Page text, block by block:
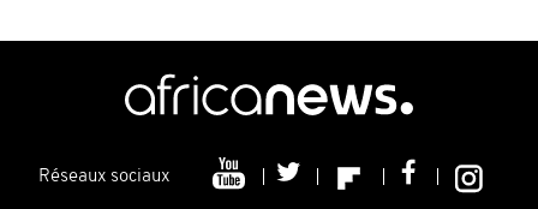
Réseaux sociaux